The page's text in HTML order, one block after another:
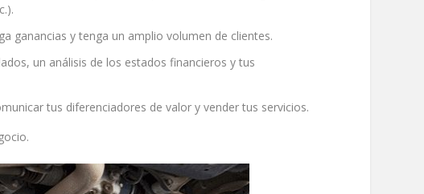
ganancias y tenga un amplio volumen de clientes.
un análisis de los estados financieros y tus
tus diferenciadores de valor y vender tus servicios.